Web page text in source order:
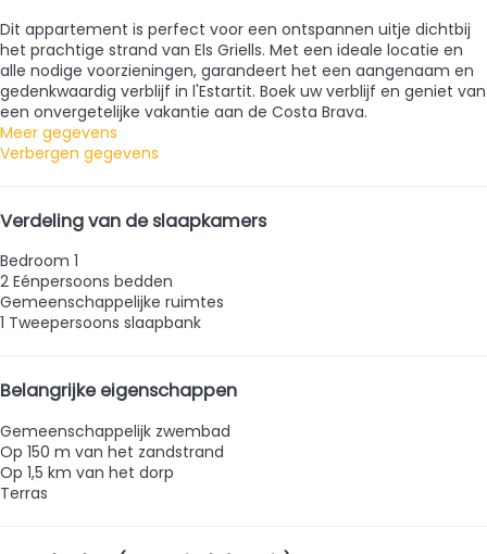
Dit appartement is perfect voor een ontspannen uitje dichtbij
het prachtige strand van Els Griells. Met een ideale locatie en
alle nodige voorzieningen, garandeert het een aangenaam en
gedenkwaardig verblijf in l'Estartit. Boek uw verblijf en geniet van
een onvergetelijke vakantie aan de Costa Brava.
Meer gegevens
Verbergen gegevens
Verdeling van de slaapkamers
Bedroom 1
2 Eénpersoons bedden
Gemeenschappelijke ruimtes
1 Tweepersoons slaapbank
Belangrijke eigenschappen
Gemeenschappelijk zwembad
Op 150 m van het zandstrand
Op 1,5 km van het dorp
Terras